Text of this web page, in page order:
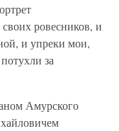
ровесников, и
и упреки мои,
за
Амурского